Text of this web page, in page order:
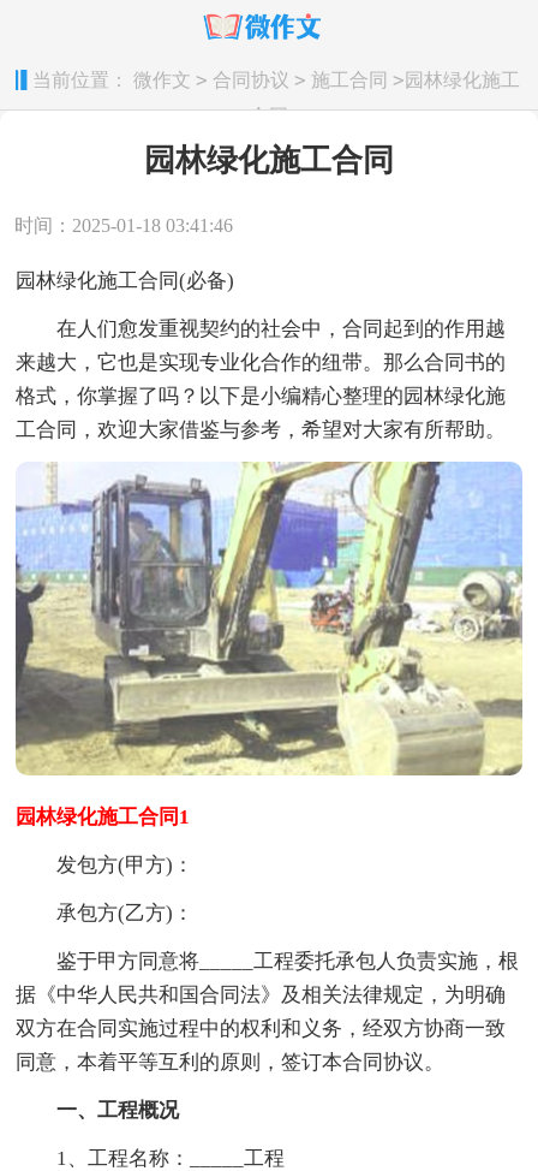
当前位置： 微作文 > 合同协议 > 施工合同 > 园林绿化施工
合同
园林绿化施工合同
时间：2025-01-18 03:41:46
园林绿化施工合同(必备)
在人们愈发重视契约的社会中，合同起到的作用越
来越大，它也是实现专业化合作的纽带。那么合同书的
格式，你掌握了吗？以下是小编精心整理的园林绿化施
工合同，欢迎大家借鉴与参考，希望对大家有所帮助。
园林绿化施工合同1
发包方(甲方)：
承包方(乙方)：
鉴于甲方同意将_____工程委托承包人负责实施，根
据《中华人民共和国合同法》及相关法律规定，为明确
双方在合同实施过程中的权利和义务，经双方协商一致
同意，本着平等互利的原则，签订本合同协议。
一、工程概况
1、工程名称：_____工程